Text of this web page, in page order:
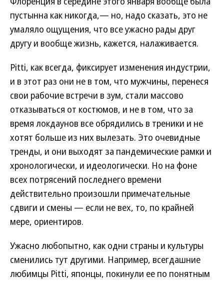
пустынна как никогда,— но, надо сказать, это не
умаляло ощущения, что все ужасно рады друг
другу и вообще жизнь, кажется, налаживается.
Pitti, как всегда, фиксирует изменения индустрии,
и в этот раз они не в том, что мужчины, перенеся
свои рабочие встречи в зум, стали массово
отказываться от костюмов, и не в том, что за
время локдаунов все обрядились в треники и не
хотят больше из них вылезать. Это очевидные
тренды, и они выходят за пандемические рамки и
хронологически, и идеологически. Но на фоне
всех потрясений последнего времени
действительно произошли примечательные
сдвиги и смены — если не вех, то, по крайней
мере, ориентиров.
Ужасно любопытно, как одни страны и культуры
сменились тут другими. Например, всегдашние
любимцы Pitti, японцы, покинули ее по понятным